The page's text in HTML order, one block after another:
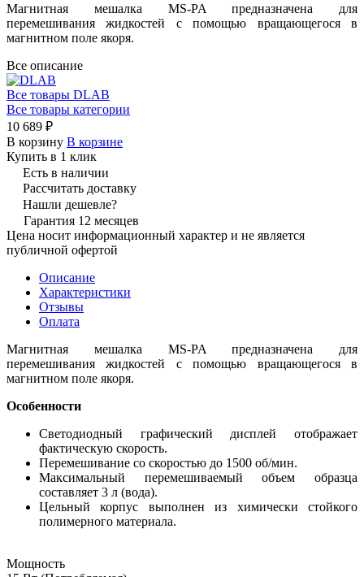
Магнитная мешалка MS-PA предназначена для
перемешивания жидкостей с помощью вращающегося в
магнитном поле якоря.
Все описание
Все товары DLAB
Все товары категории
10 689 ₽
В корзину В корзине
Купить в 1 клик
Есть в наличии
Рассчитать доставку
Нашли дешевле?
Гарантия 12 месяцев
Цена носит информационный характер и не является
публичной офертой
Описание
Характеристики
Отзывы
Оплата
Магнитная мешалка MS-PA предназначена для
перемешивания жидкостей с помощью вращающегося в
магнитном поле якоря.
Особенности
Светодиодный графический дисплей отображает
фактическую скорость.
Перемешивание со скоростью до 1500 об/мин.
Максимальный перемешиваемый объем образца
составляет 3 л (вода).
Цельный корпус выполнен из химически стойкого
полимерного материала.
Мощность